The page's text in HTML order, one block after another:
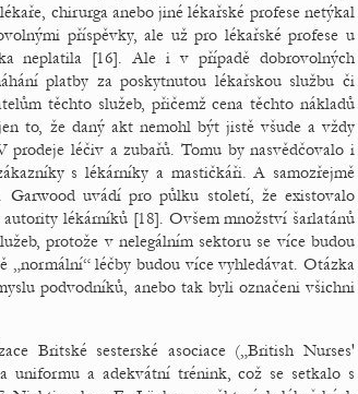
chirurga anebo jiné lékařské profese netýkal
příspěvky, ale už pro lékařské profese u
neplatila [16]. Ale i v případě dobrovolných
platby za poskytnutou lékařskou službu či
těchto služeb, přičemž cena těchto nákladů
to, že daný akt nemohl být jistě všude a vždy
léčiv a zubařů. Tomu by nasvědčovalo i
s lékárníky a mastičkáři. A samozřejmě
uvádí pro půlku století, že existovalo
lékárníků [18]. Ovšem množství šarlatánů
protože v nelegálním sektoru se více budou
léčby budou více vyhledávat. Otázka
podvodníků, anebo tak byli označeni všichni
Britské sesterské asociace („British Nurses'
uniformu a adekvátní trénink, což se setkalo s